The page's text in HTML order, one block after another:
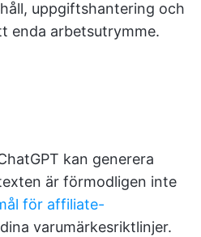
uppgiftshantering och
enda arbetsutrymme.
kan generera
är förmodligen inte
för affiliate-
varumärkesriktlinjer.